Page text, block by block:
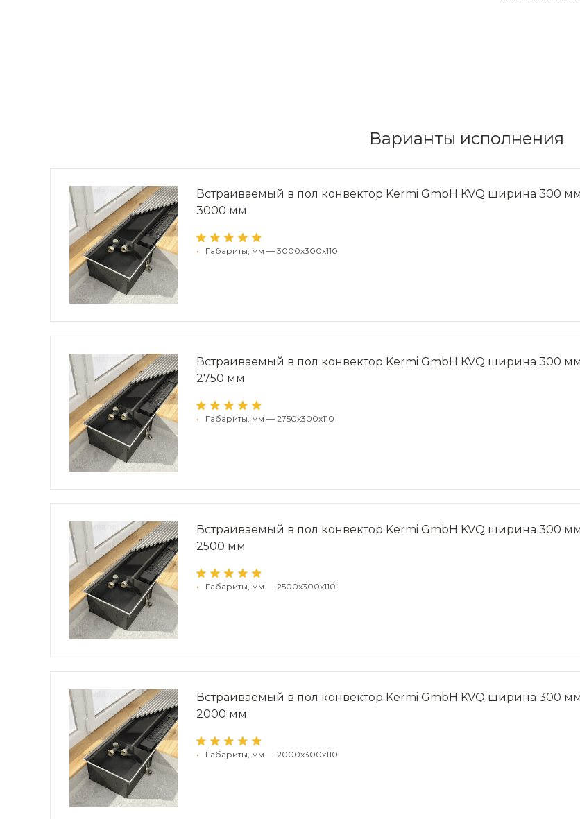
Варианты исполнения
Встраиваемый в пол конвектор Kermi GmbH KVQ ширина 300
3000 мм
• Габариты, мм — 3000x300x110
Встраиваемый в пол конвектор Kermi GmbH KVQ ширина 300
2750 мм
• Габариты, мм — 2750x300x110
Встраиваемый в пол конвектор Kermi GmbH KVQ ширина 300
2500 мм
• Габариты, мм — 2500x300x110
Встраиваемый в пол конвектор Kermi GmbH KVQ ширина 300
2000 мм
• Габариты, мм — 2000x300x110